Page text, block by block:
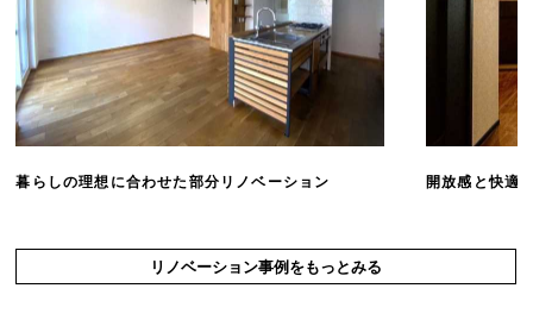
暮らしの理想に合わせた部分リノベーション 開放感と快適
リノベーション事例をもっとみる